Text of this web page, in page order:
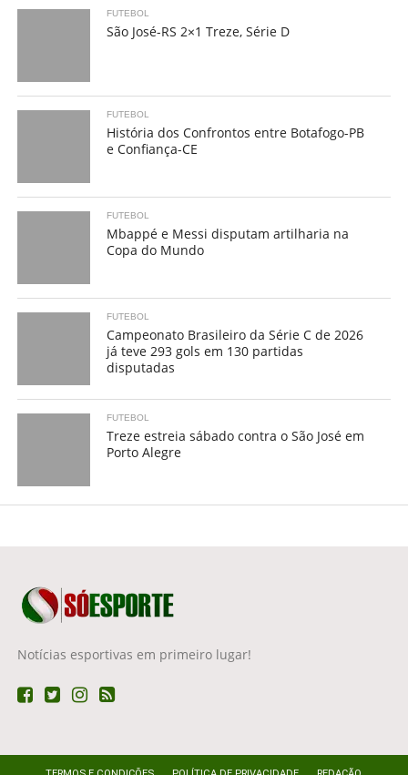
FUTEBOL
São José-RS 2×1 Treze, Série D
FUTEBOL
História dos Confrontos entre Botafogo-PB
e Confiança-CE
FUTEBOL
Mbappé e Messi disputam artilharia na
Copa do Mundo
FUTEBOL
Campeonato Brasileiro da Série C de 2026
já teve 293 gols em 130 partidas
disputadas
FUTEBOL
Treze estreia sábado contra o São José em
Porto Alegre
Notícias esportivas em primeiro lugar!